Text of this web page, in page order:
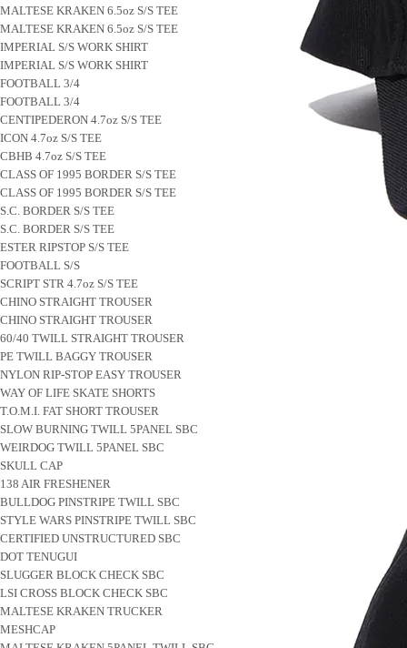
MALTESE KRAKEN 6.5oz S/S TEE
MALTESE KRAKEN 6.5oz S/S TEE
IMPERIAL S/S WORK SHIRT
IMPERIAL S/S WORK SHIRT
FOOTBALL 3/4
FOOTBALL 3/4
CENTIPEDERON 4.7oz S/S TEE
ICON 4.7oz S/S TEE
CBHB 4.7oz S/S TEE
CLASS OF 1995 BORDER S/S TEE
CLASS OF 1995 BORDER S/S TEE
S.C. BORDER S/S TEE
S.C. BORDER S/S TEE
ESTER RIPSTOP S/S TEE
FOOTBALL S/S
SCRIPT STR 4.7oz S/S TEE
CHINO STRAIGHT TROUSER
CHINO STRAIGHT TROUSER
60/40 TWILL STRAIGHT TROUSER
PE TWILL BAGGY TROUSER
NYLON RIP-STOP EASY TROUSER
WAY OF LIFE SKATE SHORTS
T.O.M.I. FAT SHORT TROUSER
SLOW BURNING TWILL 5PANEL SBC
WEIRDOG TWILL 5PANEL SBC
SKULL CAP
138 AIR FRESHENER
BULLDOG PINSTRIPE TWILL SBC
STYLE WARS PINSTRIPE TWILL SBC
CERTIFIED UNSTRUCTURED SBC
DOT TENUGUI
SLUGGER BLOCK CHECK SBC
LSI CROSS BLOCK CHECK SBC
MALTESE KRAKEN TRUCKER
MESHCAP